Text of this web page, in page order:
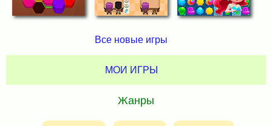
Все новые игры
МОИ ИГРЫ
Жанры